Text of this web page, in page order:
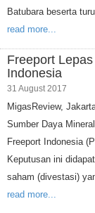
Batubara beserta
read more...
Freeport
Indonesia
31 August 2017
MigasReview,
Sumber Daya
Freeport Indonesia
Keputusan ini
saham (divestasi)
read more...